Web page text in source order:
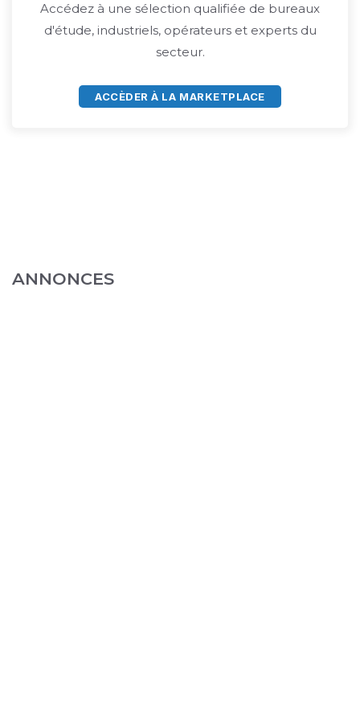
Accédez à une sélection qualifiée de bureaux
d'étude, industriels, opérateurs et experts du
secteur.
ACCÈDER À LA MARKETPLACE
ANNONCES